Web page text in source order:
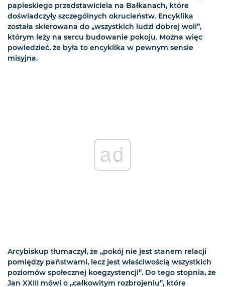
papieskiego przedstawiciela na Bałkanach, które
doświadczyły szczególnych okrucieństw. Encyklika
została skierowana do „wszystkich ludzi dobrej woli”,
którym leży na sercu budowanie pokoju. Można więc
powiedzieć, że była to encyklika w pewnym sensie
misyjna.
ad
Arcybiskup tłumaczył, że „pokój nie jest stanem relacji
pomiędzy państwami, lecz jest właściwością wszystkich
poziomów społecznej koegzystencji”. Do tego stopnia, że
Jan XXIII mówi o „całkowitym rozbrojeniu”, które